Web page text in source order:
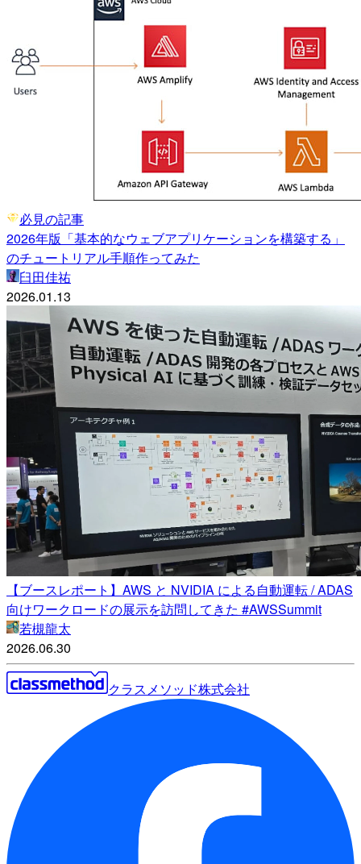
必見の記事
2026年版「基本的なウェブアプリケーションを構築する」
のチュートリアル手順作ってみた
臼田佳祐
2026.01.13
【ブースレポート】AWS と NVIDIA による自動運転 / ADAS
向けワークロードの展示を訪問してきた #AWSSummit
若槻龍太
2026.06.30
クラスメソッド株式会社